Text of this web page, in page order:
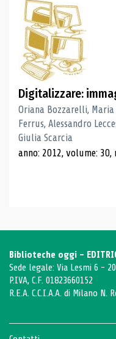
Digitalizzare:
Oriana Bozzarelli, Maria
Ferrus, Alessandro
Giulia Scarcia
anno: 2012, volume: 30,
Biblioteche oggi -
Sede legale: Via Lesmi 6 -
P.IVA, C.F. 01823660152
R.E.A. C.C.I.A.A. di Milano N.